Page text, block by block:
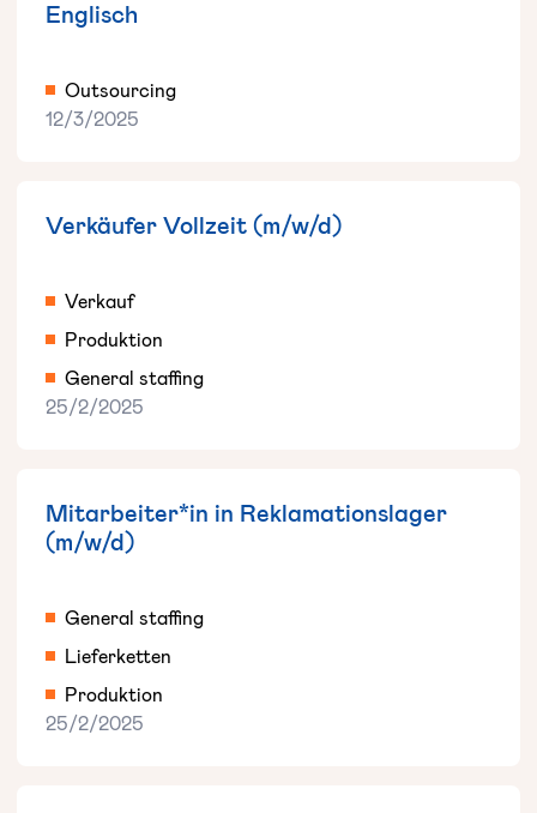
Englisch
Outsourcing
12/3/2025
Verkäufer Vollzeit (m/w/d)
Verkauf
Produktion
General staffing
25/2/2025
Mitarbeiter*in in Reklamationslager
(m/w/d)
General staffing
Lieferketten
Produktion
25/2/2025